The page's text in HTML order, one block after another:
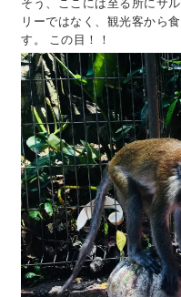
リーではなく、観光客から
す。 この目！！